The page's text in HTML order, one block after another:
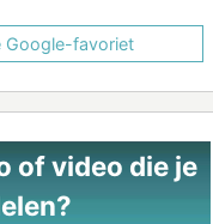
favoriet
of video die je